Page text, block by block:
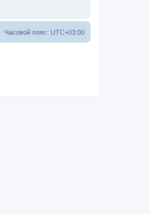
Часовой пояс: UTC+03:00